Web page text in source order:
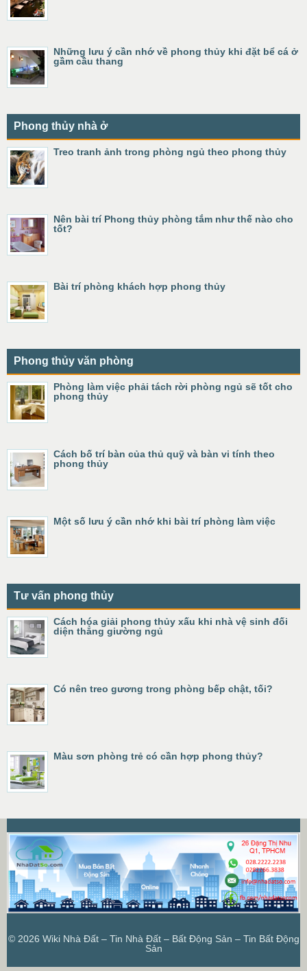
Những lưu ý cần nhớ về phong thủy khi đặt bể cá ở
gầm cầu thang
Phong thủy nhà ở
Treo tranh ảnh trong phòng ngủ theo phong thủy
Nên bài trí Phong thủy phòng tắm như thế nào cho
tốt?
Bài trí phòng khách hợp phong thủy
Phong thủy văn phòng
Phòng làm việc phải tách rời phòng ngủ sẽ tốt cho
phong thủy
Cách bố trí bàn của thủ quỹ và bàn vi tính theo
phong thủy
Một số lưu ý cần nhớ khi bài trí phòng làm việc
Tư vấn phong thủy
Cách hóa giải phong thủy xấu khi nhà vệ sinh đối
diện thẳng giường ngủ
Có nên treo gương trong phòng bếp chật, tối?
Màu sơn phòng trẻ có cần hợp phong thủy?
© 2026 Wiki Nhà Đất – Tin Nhà Đất – Bất Động Sản – Tin Bất Động
Sản